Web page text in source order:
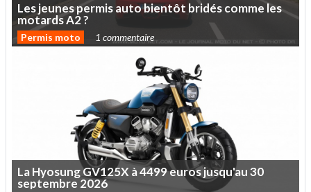
Lesjeunespermisautobientôt bridéscommeles
motardsA2?
Permis moto 1 commentaire
LaHyosungGV125X à4499eurosjusqu'au30
septembre 2026